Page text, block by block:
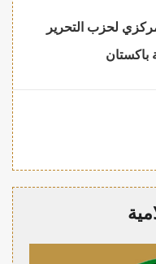
لحزب التحرير
باكستان